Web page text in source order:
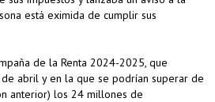
está eximida de cumplir sus
de la Renta 2024-2025, que
abril y en la que se podrían superar de
anterior) los 24 millones de